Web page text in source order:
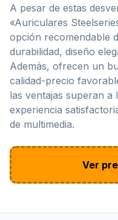
A pesar de estas
«Auriculares
opción recomendable
durabilidad, diseño
Además, ofrecen un
calidad-precio
las ventajas superan a
experiencia
de multimedia.
Ver